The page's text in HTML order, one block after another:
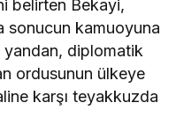
belirten Bekayi,
sonucun kamuoyuna
diplomatik
ordusunun ülkeye
karşı teyakkuzda